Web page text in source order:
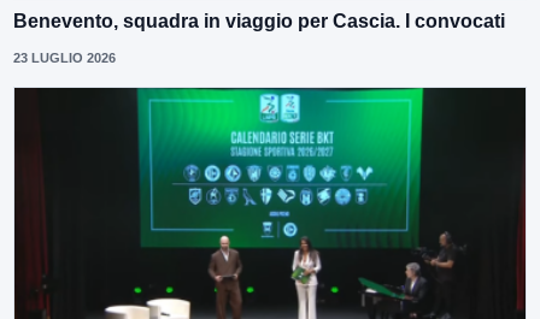
Benevento, squadra in viaggio per Cascia. I convocati
23 LUGLIO 2026